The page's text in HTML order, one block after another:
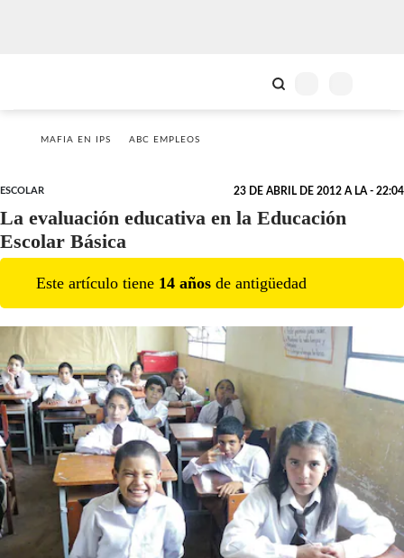
MAFIA EN IPS ABC EMPLEOS
ESCOLAR 23 DE ABRIL DE 2012 A LA - 22:04
La evaluación educativa en la Educación
Escolar Básica
Este artículo tiene 14 años de antigüedad